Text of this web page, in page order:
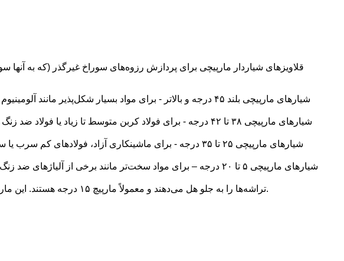
قلاویزهای شیاردار مارپیچی برای پردازش رزوه‌های سوراخ غیرگذر (که به
• مارپیچ‌های برش معکوس، مانند مارپیچ برش RH/LH، تراشه‌ها را به جلو هل می‌دهند و معمولاً مارپیچ ۱۵ درجه هستند. این مارپیچ‌ها به ویژه در کاربردهای لوله‌سازی خوب عمل می‌کنند.